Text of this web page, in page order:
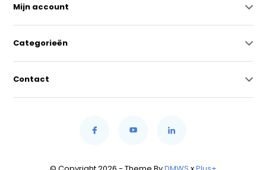
Mijn account
Categorieën
Contact